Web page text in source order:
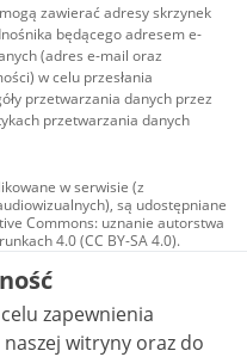
zawierać adresy skrzynek
będącego adresem e-
(adres e-mail oraz
w celu przesłania
przetwarzania danych przez
przetwarzania danych
w serwisie (z
są udostępniane
Commons: uznanie autorstwa
4.0 (CC BY-SA 4.0).
w tym zdjęcia, materiały
na licencji typu
autorstwa użycie
zależnych 4.0 (CC BY-
to stwierdzone inaczej.
zapewnienia
witryny oraz do